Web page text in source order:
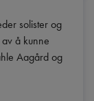
solister og
å kunne
Aagård og